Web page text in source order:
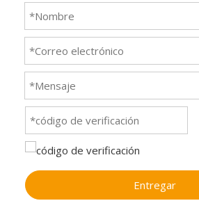
Entregar